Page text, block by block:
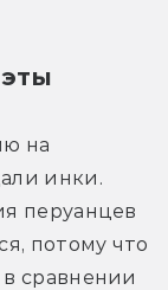
на
инки.
перуанцев
потому что
сравнении